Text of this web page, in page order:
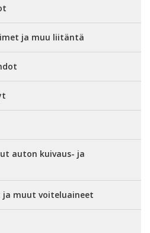
ja muu liitäntä
auton kuivaus- ja
muut voiteluaineet